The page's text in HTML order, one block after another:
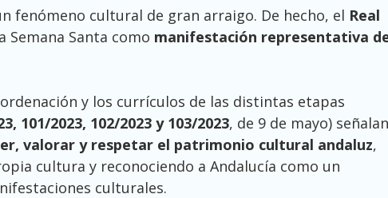
fenómeno cultural de gran arraigo. De hecho, el Real
Semana Santa como manifestación representativa
y los currículos de las distintas etapas
101/2023, 102/2023 y 103/2023, de 9 de mayo) señalan
valorar y respetar el patrimonio cultural andaluz,
cultura y reconociendo a Andalucía como un
culturales.